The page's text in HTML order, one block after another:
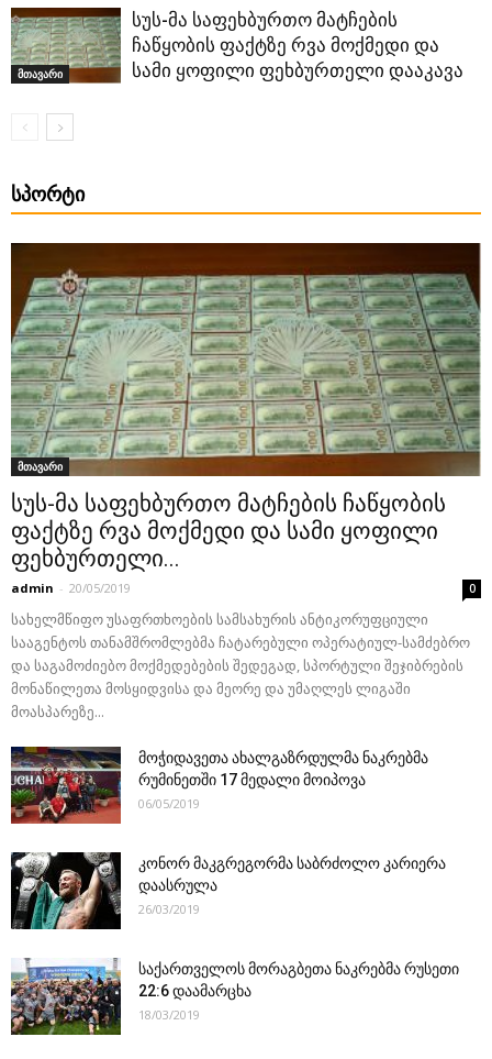
მთავარი
სუს-მა საფეხბურთო მატჩების
ჩაწყობის ფაქტზე რვა მოქმედი და
სამი ყოფილი ფეხბურთელი დააკავა
ᲡᲞᲝᲠᲢᲘ
მთავარი
სუს-მა საფეხბურთო მატჩების ჩაწყობის
ფაქტზე რვა მოქმედი და სამი ყოფილი
ფეხბურთელი...
admin - 20/05/2019 0
სახელმწიფო უსაფრთხოების სამსახურის ანტიკორუფციული
სააგენტოს თანამშრომლებმა ჩატარებული ოპერატიულ-სამძებრო
და საგამოძიებო მოქმედებების შედეგად, სპორტული შეჯიბრების
მონაწილეთა მოსყიდვისა და მეორე და უმაღლეს ლიგაში
მოასპარეზე...
მოჭიდავეთა ახალგაზრდულმა ნაკრებმა
რუმინეთში 17 მედალი მოიპოვა
06/05/2019
კონორ მაკგრეგორმა საბრძოლო კარიერა
დაასრულა
26/03/2019
საქართველოს მორაგბეთა ნაკრებმა რუსეთი
22:6 დაამარცხა
18/03/2019